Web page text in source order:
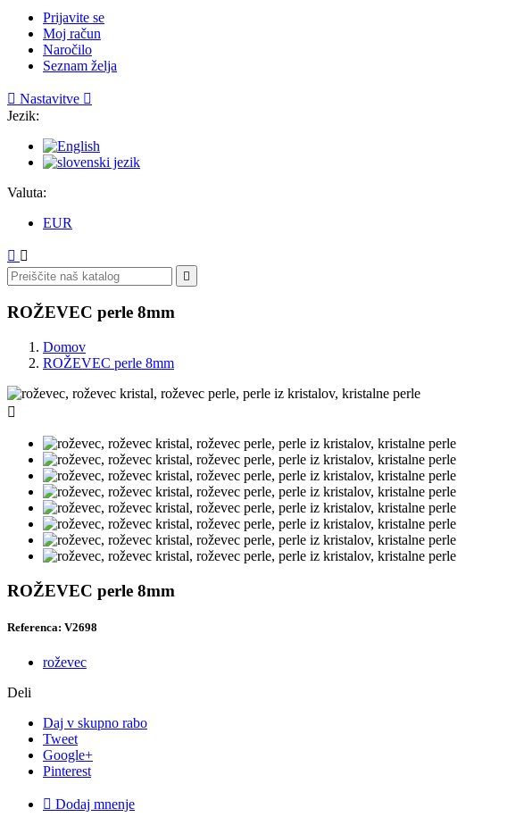
Prijavite se
Moj račun
Naročilo
Seznam želja
 Nastavitve 
Jezik:
Valuta:
EUR
 

ROŽEVEC perle 8mm
Domov
ROŽEVEC perle 8mm

ROŽEVEC perle 8mm
Referenca: V2698
roževec
Deli
Daj v skupno rabo
Tweet
Google+
Pinterest
 Dodaj mnenje